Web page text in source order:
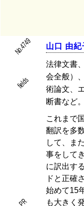
No.4749 山 口 由紀
fields
法律文書
会全般）
術論文、
断書など。
PR
これまで
翻訳を多
して、ま
事をして
に訳出す
ドと正確
始めて15
も大きく